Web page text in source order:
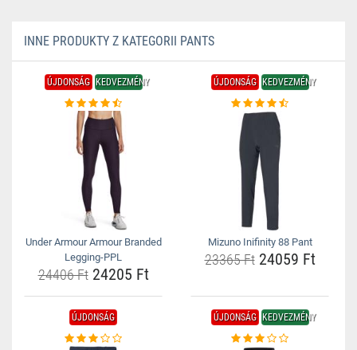
INNE PRODUKTY Z KATEGORII PANTS
ÚJDONSÁG KEDVEZMÉNY
Under Armour Armour Branded
Legging-PPL
24406 Ft24205 Ft
ÚJDONSÁG KEDVEZMÉNY
Mizuno Inifinity 88 Pant
23365 Ft24059 Ft
ÚJDONSÁG ÚJDONSÁG KEDVEZMÉNY